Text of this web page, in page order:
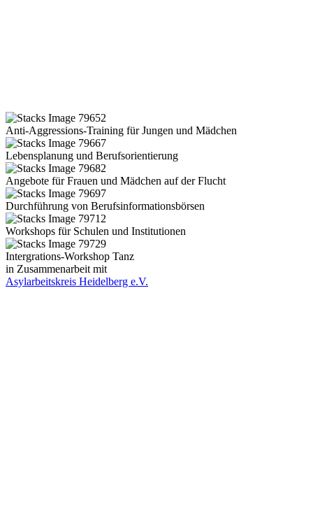
Anti-Aggressions-Training für Jungen und Mädchen
Lebensplanung und Berufsorientierung
Angebote für Frauen und Mädchen auf der Flucht
Durchführung von Berufsinformationsbörsen
Workshops für Schulen und Institutionen
Intergrations-Workshop Tanz
in Zusammenarbeit mit
Asylarbeitskreis Heidelberg e.V.